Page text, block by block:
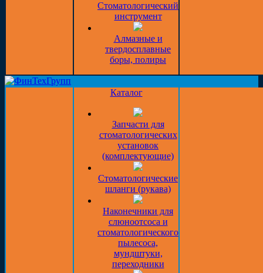
Стоматологический
инструмент
Алмазные и
твердосплавные
боры, полиры
Каталог
Запчасти для
стоматологических
установок
(комплектующие)
Стоматологические
шланги (рукава)
Наконечники для
слюноотсоса и
стоматологического
пылесоса,
мундштуки,
переходники